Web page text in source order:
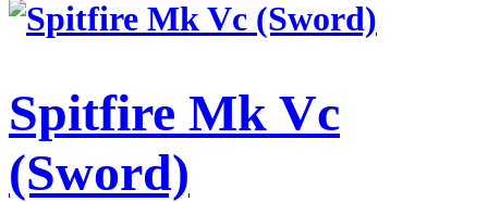
Spitfire Mk Vc
(Sword)